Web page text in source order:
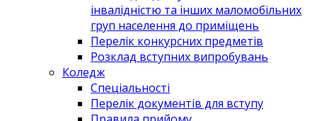
інвалідністю та інших маломобільних
груп населення до приміщень
Перелік конкурсних предметів
Розклад вступних випробувань
Коледж
Спеціальності
Перелік документів для вступу